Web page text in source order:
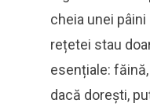
cheia unei
rețetei stau
esențiale:
dacă dorești,